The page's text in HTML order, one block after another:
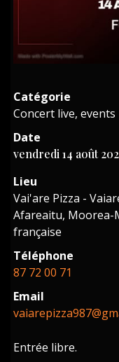
Catégorie
Concert live, events
Date
vendredi 14 août
Lieu
Vai'are Pizza -
Afareaitu, Moorea-
française
Téléphone
87 72 00 71
Email
Entrée libre.